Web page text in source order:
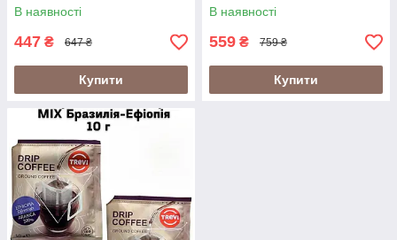
В наявності
447 ₴ 647 ₴
Купити
В наявності
559 ₴ 759 ₴
Купити